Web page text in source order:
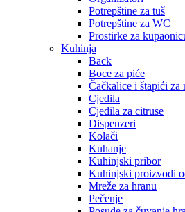
Potrepštine za tuš
Potrepštine za WC
Prostirke za
Kuhinja
Back
Boce za piće
Čačkalice i štapići za
Cjedila
Cjedila za citruse
Dispenzeri
Kolači
Kuhanje
Kuhinjski pribor
Kuhinjski proizvodi
Mreže za hranu
Pečenje